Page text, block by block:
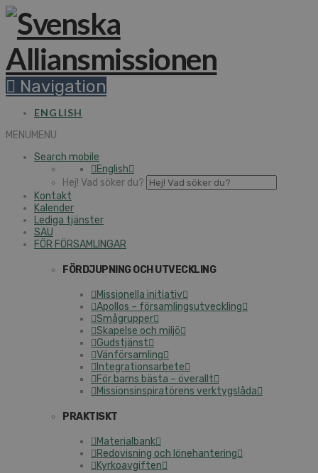
Navigation
ENGLISH
MENUMENU
Search mobile
English
Hej! Vad söker du?
Kontakt
Kalender
Lediga tjänster
SAU
FÖR FÖRSAMLINGAR
FÖRDJUPNING OCH UTVECKLING
Missionella initiativ
Apollos – församlingsutveckling
Smågrupper
Skapelse och miljö
Gudstjänst
Vänförsamling
Integrationsarbete
För barns bästa – överallt
Missionsinspiratörens verktygslåda
PRAKTISKT
Materialbank
Redovisning och lönehantering
Kyrkoavgiften